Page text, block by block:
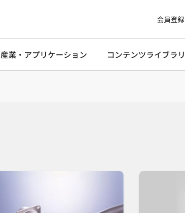
会員登録
産業・アプリケーション コンテンツライブラリ